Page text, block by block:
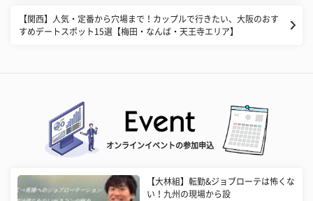
【関西】人気・定番から穴場まで！カップルで行きたい、大阪のおす
すめデートスポット15選【梅田・なんば・天王寺エリア】
オンラインイベントの参加申込
【大林組】転勤&ジョブローテは怖くな
い！九州の現場から設